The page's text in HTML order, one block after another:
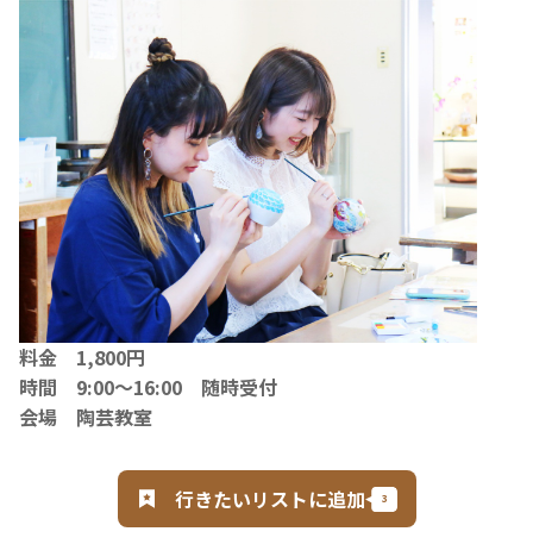
料金 1,800円
時間 9:00～16:00 随時受付
会場 陶芸教室
行きたいリストに追加